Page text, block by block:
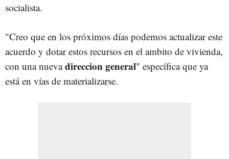
socialista.
"Creo que en los próximos días podemos actualizar este
acuerdo y dotar estos recursos en el ambito de vivienda,
con una nuevadireccion general" específica que ya
está en vías de materializarse.